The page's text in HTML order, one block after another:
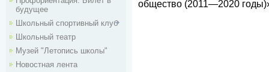
будущее
Школьный спортивный клуб
Школьный театр
Музей "Летопись школы"
Новостная лента
общество (2011—2020